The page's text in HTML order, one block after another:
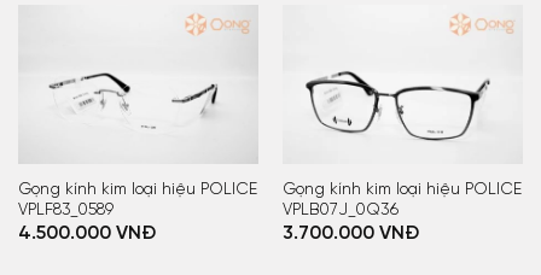
Gọng kính kim loại hiệu POLICE
VPLF83_0589
4.500.000VNĐ
Gọng kính kim loại hiệu POLICE
VPLB07J_0Q36
3.700.000VNĐ